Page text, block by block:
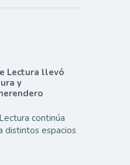
Lectura llevó
y
continúa
distintos espacios